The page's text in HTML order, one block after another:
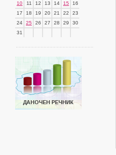
10
11 12 13 14 15
16
17
18 19 20 21 22
23
24
25 26 27 28 29
30
31